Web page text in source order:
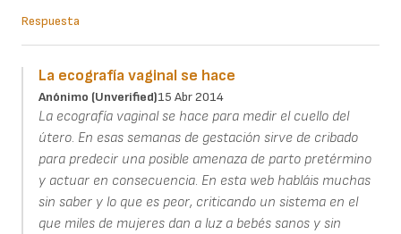
Respuesta
La ecografía vaginal se hace
Anónimo (unverified)15 Abr 2014
La ecografía vaginal se hace para medir el cuello del
útero. En esas semanas de gestación sirve de cribado
para predecir una posible amenaza de parto pretérmino
y actuar en consecuencia. En esta web habláis muchas
sin saber y lo que es peor, criticando un sistema en el
que miles de mujeres dan a luz a bebés sanos y sin